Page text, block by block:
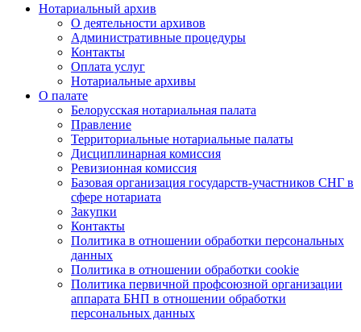
Нотариальный архив
О деятельности архивов
Административные процедуры
Контакты
Оплата услуг
Нотариальные архивы
О палате
Белорусская нотариальная палата
Правление
Территориальные нотариальные палаты
Дисциплинарная комиссия
Ревизионная комиссия
Базовая организация государств-участников СНГ в
сфере нотариата
Закупки
Контакты
Политика в отношении обработки персональных
данных
Политика в отношении обработки cookie
Политика первичной профсоюзной организации
аппарата БНП в отношении обработки
персональных данных